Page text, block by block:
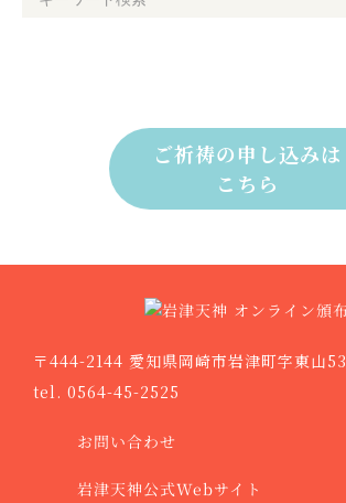
ご祈祷の申し込みは
こちら
〒444-2144 愛知県岡崎市岩津町字東山53
tel. 0564-45-2525
お問い合わせ
岩津天神公式Webサイト